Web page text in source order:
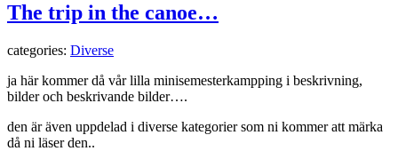
The trip in the canoe…
categories: Diverse
ja här kommer då vår lilla minisemesterkampping i beskrivning,
bilder och beskrivande bilder….
den är även uppdelad i diverse kategorier som ni kommer att märka
då ni läser den..